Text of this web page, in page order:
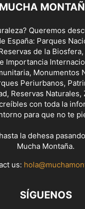
MUCHA
Queremos
España: Parques
de la
Importancia
Monumentos
Periurbanos,
Reservas Naturales,
con toda la
para que no te
la dehesa
Mucha Montaña.
us:
SÍGUENOS